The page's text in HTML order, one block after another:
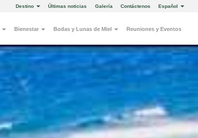
Bienestar Bodas y Lunas de Miel Reuniones y Eventos
Destino Últimas noticias Galería Contáctenos Español